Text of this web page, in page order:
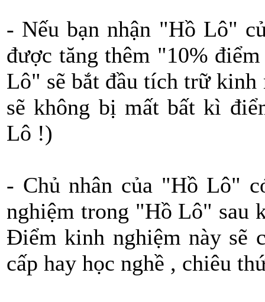
- Nếu bạn nhận "Hồ Lô"
được tăng thêm "10%
Lô" sẽ bắt đầu tích trữ kinh
sẽ không bị mất bất kì
Lô !)
- Chủ nhân của "Hồ Lô"
nghiệm trong "Hồ Lô" sau
Điểm kinh nghiệm này sẽ
cấp hay học nghề , chiêu